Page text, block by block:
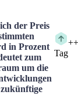
der Preis
in Prozent
zum
um die
+
Tag